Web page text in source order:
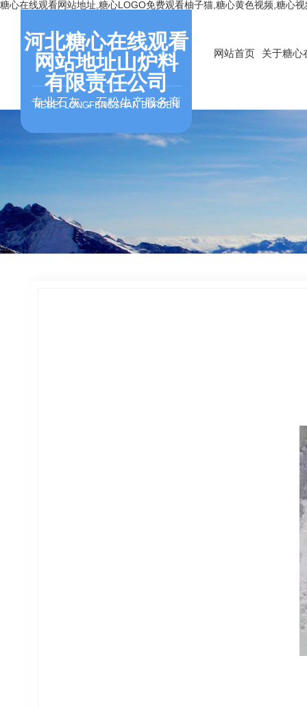
糖心在线观看网站地址,糖心LOGO免费观看柚子猫,糖心黄色视频,糖心
河北糖心在线观看
网站地址山炉料
有限责任公司
HEBEI LONGFENGSHAN BURDEN
专业石灰，石粉生产服务商
网站首页 关于糖心